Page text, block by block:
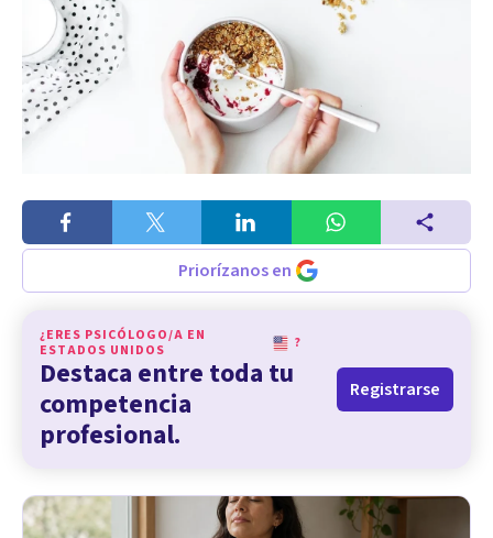
Priorízanos en
¿ERES PSICÓLOGO/A EN
ESTADOS UNIDOS
?
Destaca entre toda tu
competencia
profesional.
Registrarse